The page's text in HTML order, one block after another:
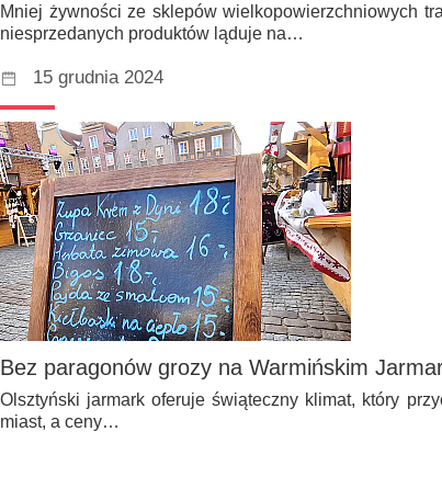
Mniej żywności ze sklepów wielkopowierzchniowych
niesprzedanych produktów ląduje na…
15 grudnia 2024
Bez paragonów grozy na Warmińskim
Olsztyński jarmark oferuje świąteczny klimat, który
miast, a ceny…